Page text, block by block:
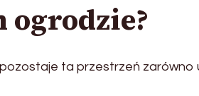
ta przestrzeń zarówno